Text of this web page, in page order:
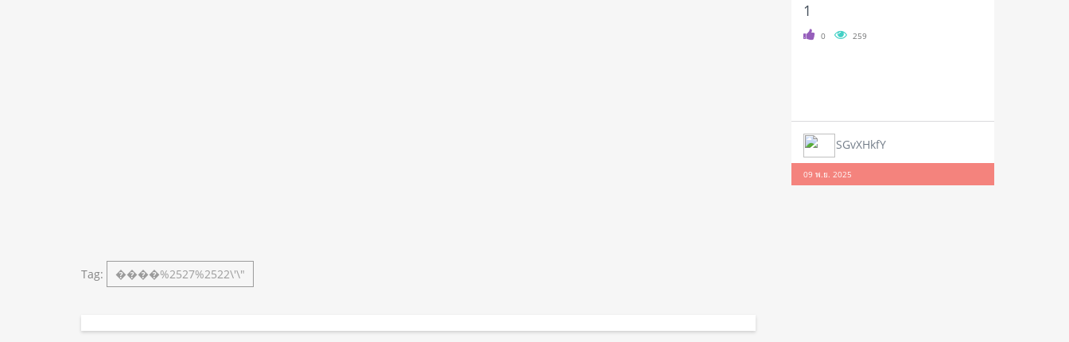
1
0 259
SGvXHkfY
09 พ.ย. 2025
Tag: ����%2527%2522\'\"